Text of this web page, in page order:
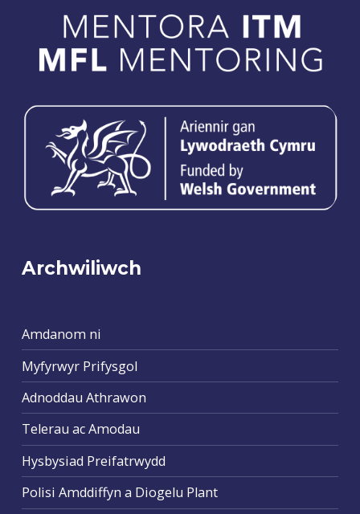
Archwiliwch
Amdanom ni
Myfyrwyr Prifysgol
Adnoddau Athrawon
Telerau ac Amodau
Hysbysiad Preifatrwydd
Polisi Amddiffyn a Diogelu Plant